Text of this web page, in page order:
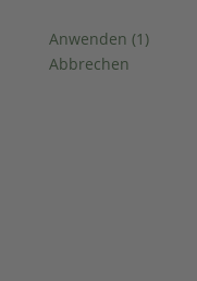
Anwenden (1 )
Abbrechen